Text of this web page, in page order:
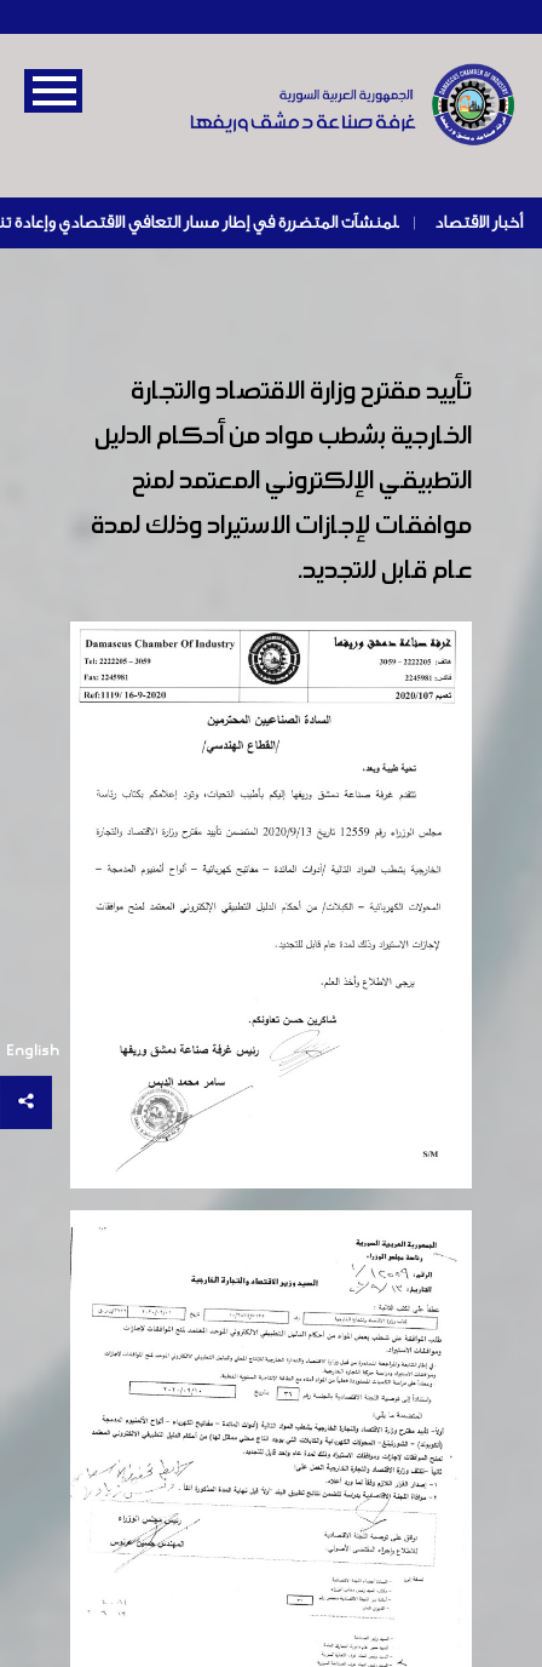
أخبار الاقتصاد |
English
تأييد مقترح وزارة الاقتصاد والتجارة
الخارجية بشطب مواد من أحكام الدليل
التطبيقي الإلكتروني المعتمد لمنح
موافقات لإجازات الاستيراد وذلك لمدة
عام قابل للتجديد.